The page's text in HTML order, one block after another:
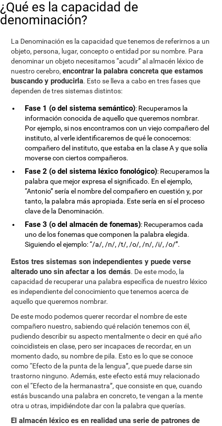
¿Qué es la capacidad de
denominación?
La Denominación es la capacidad que tenemos de referirnos a un
objeto, persona, lugar, concepto o entidad por su nombre. Para
denominar un objeto necesitamos “acudir” al almacén léxico de
nuestro cerebro,encontrar la palabra concreta que estamos
buscando y producirla. Esto se lleva a cabo en tres fases que
dependen de tres sistemas distintos:
Fase 1 (o del sistema semántico): Recuperamos la
información conocida de aquello que queremos nombrar.
Por ejemplo, si nos encontramos con un viejo compañero del
instituto, al verle identificaremos de qué le conocemos:
compañero del instituto, que estaba en la clase A y que solía
moverse con ciertos compañeros.
Fase 2 (o del sistema léxico fonológico): Recuperamos la
palabra que mejor expresa el significado. En el ejemplo,
“Antonio” sería el nombre del compañero en cuestión y, por
tanto, la palabra más apropiada. Este sería en sí el proceso
clave de la Denominación.
Fase 3 (o del almacén de fonemas): Recuperamos cada
uno de los fonemas que componen la palabra elegida.
Siguiendo el ejemplo: “/a/, /n/, /t/, /o/, /n/, /i/, /o/”.
Estos tres sistemas son independientes y puede verse
alterado uno sin afectar a los demás. De este modo, la
capacidad de recuperar una palabra específica de nuestro léxico
es independiente del conocimiento que tenemos acerca de
aquello que queremos nombrar.
De este modo podemos querer recordar el nombre de este
compañero nuestro, sabiendo qué relación tenemos con él,
pudiendo describir su aspecto mentalmente o decir en qué año
coincidisteis en clase, pero ser incapaces de recordar, en un
momento dado, su nombre de pila. Esto es lo que se conoce
como “Efecto de la punta de la lengua”, que puede darse sin
trastorno ninguno. Además, este efecto está muy relacionado
con el “Efecto de la hermanastra”, que consiste en que, cuando
estás buscando una palabra en concreto, te vengan a la mente
otra u otras, impidiéndote dar con la palabra que querías.
El almacén léxico es en realidad una serie de patrones de